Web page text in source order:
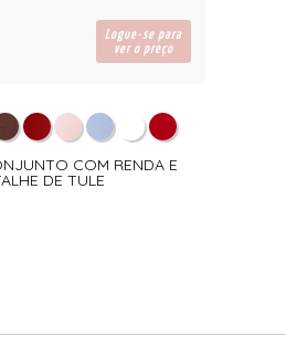
Logue-se para
ver o preço
COM RENDA E
DE TULE